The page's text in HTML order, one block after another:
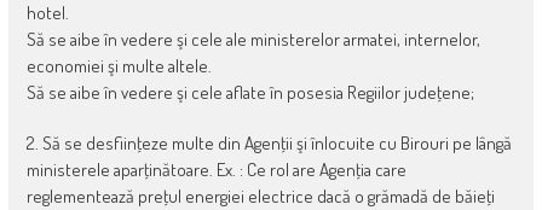
hotel.
Să se aibe în vedere şi cele ale ministerelor armatei, internelor,
economiei şi multe altele.
Să se aibe în vedere şi cele aflate în posesia Regiilor judeţene;
2. Să se desfiinţeze multe din Agenţii şi înlocuite cu Birouri pe lângă
ministerele aparţinătoare. Ex. : Ce rol are Agenţia care
reglementează preţul energiei electrice dacă o grămadă de băieţi